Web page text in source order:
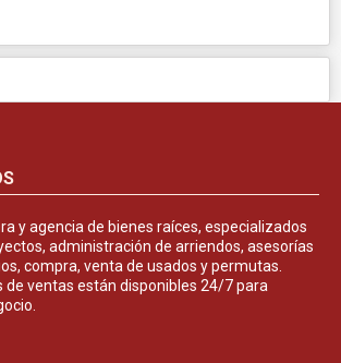
y agencia de bienes raíces, especializados
administración de arriendos, asesorías
compra, venta de usados y permutas.
de ventas están disponibles 24/7 para